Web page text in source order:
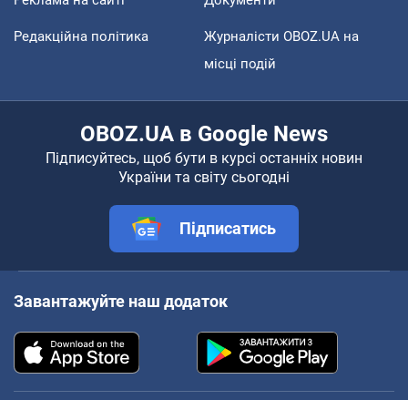
Редакційна політика
Журналісти OBOZ.UA на
місці подій
OBOZ.UA в Google News
Підписуйтесь, щоб бути в курсі останніх новин
України та світу сьогодні
Підписатись
Завантажуйте наш додаток